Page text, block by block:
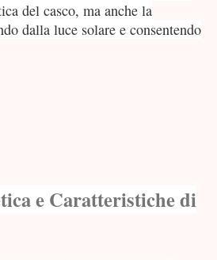
del casco, ma anche la
dalla luce solare e consentendo
e Caratteristiche di